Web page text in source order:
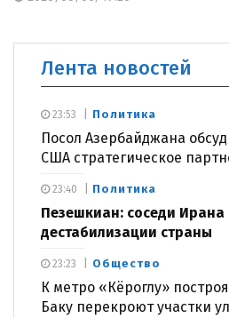
Лента новостей
Политика
Посол Азербайджана
США стратегическое
23:53
Политика
Пезешкиан: соседи
дестабилизации страны
23:40
Общество
К метро «Кёроглу»
Баку перекроют участки
23:23